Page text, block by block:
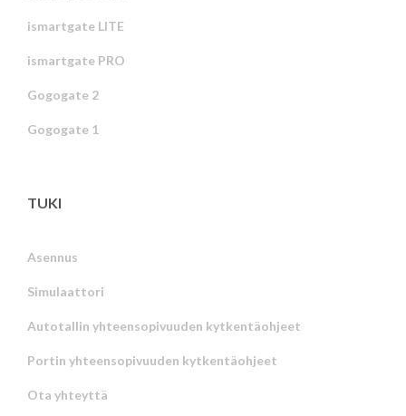
ismartgate LITE
ismartgate PRO
Gogogate 2
Gogogate 1
TUKI
Asennus
Simulaattori
Autotallin yhteensopivuuden kytkentäohjeet
Portin yhteensopivuuden kytkentäohjeet
Ota yhteyttä